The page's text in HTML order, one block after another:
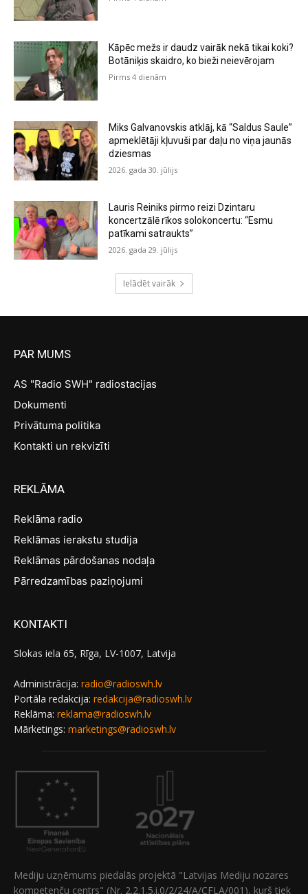
Kāpēc mežs ir daudz vairāk nekā tikai koki?
Botāniķis skaidro, ko bieži neievērojam
Pirms 4 dienām
Miks Galvanovskis atklāj, kā “Saldus Saule”
apmeklētāji kļuvuši par daļu no viņa jaunās
dziesmas
2026. gada 30. jūlijs
Lauris Reiniks pirmo reizi Dzintaru
koncertzālē rīkos solokoncertu: “Esmu
patīkami satraukts”
2026. gada 29. jūlijs
Ielādēt vairāk
PAR MUMS
AS "Radio SWH" radiostacijas
Dokumenti
Privātuma politika
Kontakti un rekvizīti
REKLĀMA
Reklāma radio
Reklāmas ierakstu studija
Reklāmas pārdošanas nodaļa
Pārredzamības paziņojumi
KONTAKTI
Slokas iela 65, Rīga, LV-1007, Latvija
Administrācija: radio@radioswh.lv
Portāla redakcija: redakcija@radioswh.lv
Reklāma: reklama@radioswh.lv
Mārketings: marketings@radioswh.lv
Mediju uzņēmums piedalās projektā "Latvijas Mediju nozares
kompetenču centrs" (Nr. 2.2.1.5.i.0/2/24/A/CFLA/001), kurš tiek